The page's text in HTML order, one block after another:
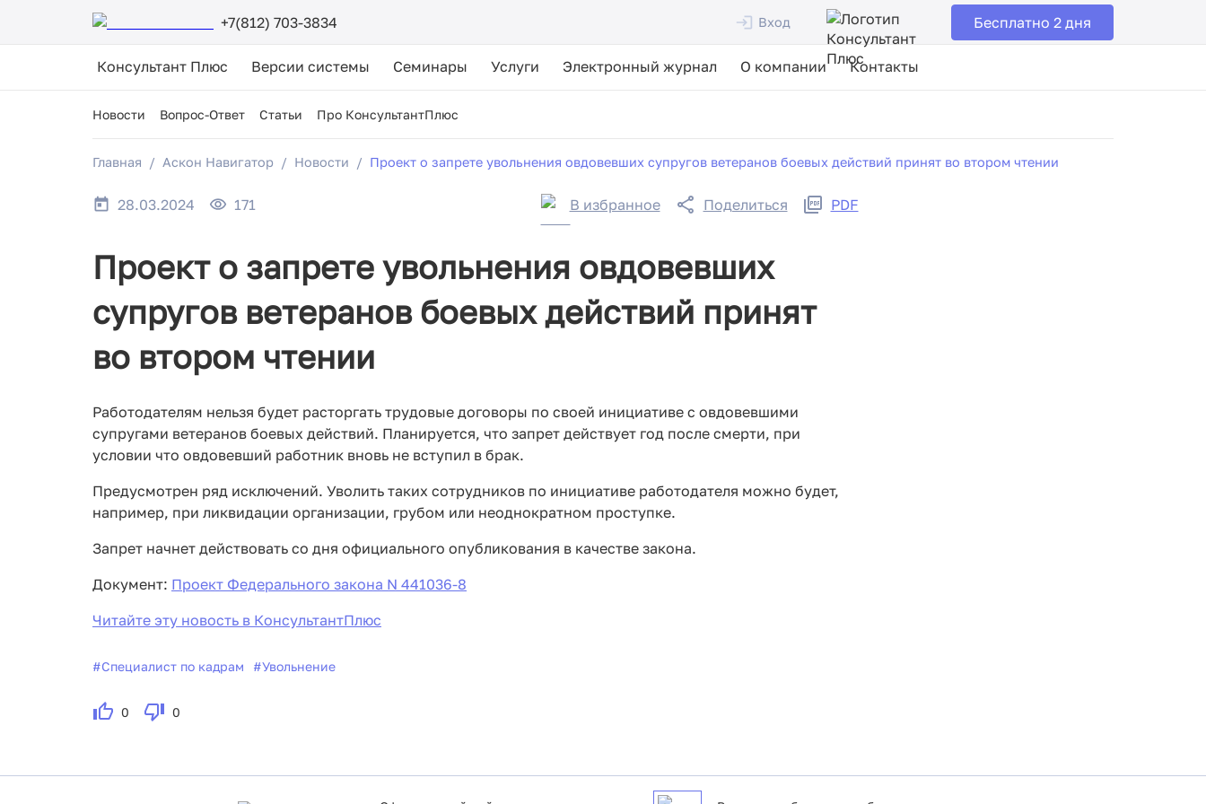
+7(812) 703-3834 Вход Бесплатно 2 дня
Консультант Плюс Версии системы Семинары Услуги Электронный журнал О компании Контакты
Новости Вопрос-Ответ Статьи Про КонсультантПлюс
Главная Аскон Навигатор Новости Проект о запрете увольнения овдовевших супругов ветеранов боевых действий принят во втором чтении
28.03.2024 171 В избранное Поделиться PDF
Проект о запрете увольнения овдовевших
супругов ветеранов боевых действий принят
во втором чтении
Работодателям нельзя будет расторгать трудовые договоры по своей инициативе с овдовевшими
супругами ветеранов боевых действий. Планируется, что запрет действует год после смерти, при
условии что овдовевший работник вновь не вступил в брак.
Предусмотрен ряд исключений. Уволить таких сотрудников по инициативе работодателя можно будет,
например, при ликвидации организации, грубом или неоднократном проступке.
Запрет начнет действовать со дня официального опубликования в качестве закона.
Документ: Проект Федерального закона N 441036-8
Читайте эту новость в КонсультантПлюс
#Специалист по кадрам #Увольнение
0 0